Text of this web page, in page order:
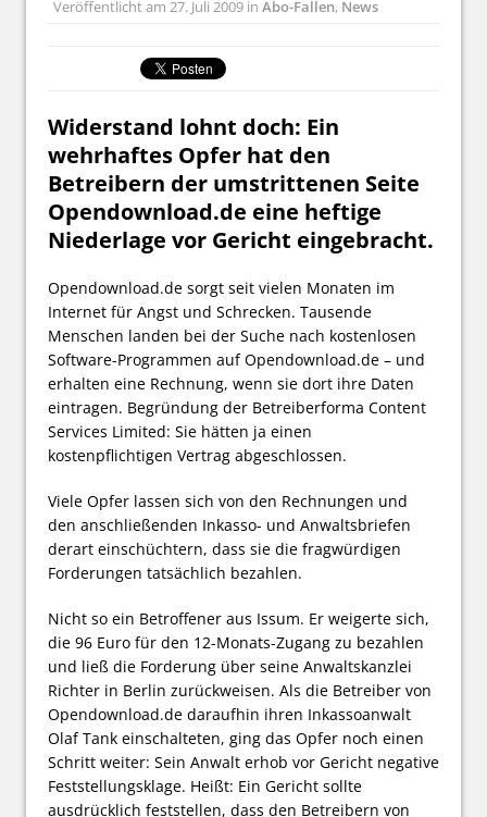
Veröffentlicht am 27. Juli 2009 in Abo-Fallen, News
Widerstand lohnt doch: Ein
wehrhaftes Opfer hat den
Betreibern der umstrittenen Seite
Opendownload.de eine heftige
Niederlage vor Gericht eingebracht.
Opendownload.de sorgt seit vielen Monaten im
Internet für Angst und Schrecken. Tausende
Menschen landen bei der Suche nach kostenlosen
Software-Programmen auf Opendownload.de – und
erhalten eine Rechnung, wenn sie dort ihre Daten
eintragen. Begründung der Betreiberforma Content
Services Limited: Sie hätten ja einen
kostenpflichtigen Vertrag abgeschlossen.
Viele Opfer lassen sich von den Rechnungen und
den anschließenden Inkasso- und Anwaltsbriefen
derart einschüchtern, dass sie die fragwürdigen
Forderungen tatsächlich bezahlen.
Nicht so ein Betroffener aus Issum. Er weigerte sich,
die 96 Euro für den 12-Monats-Zugang zu bezahlen
und ließ die Forderung über seine Anwaltskanzlei
Richter in Berlin zurückweisen. Als die Betreiber von
Opendownload.de daraufhin ihren Inkassoanwalt
Olaf Tank einschalteten, ging das Opfer noch einen
Schritt weiter: Sein Anwalt erhob vor Gericht negative
Feststellungsklage. Heißt: Ein Gericht sollte
ausdrücklich feststellen, dass den Betreibern von